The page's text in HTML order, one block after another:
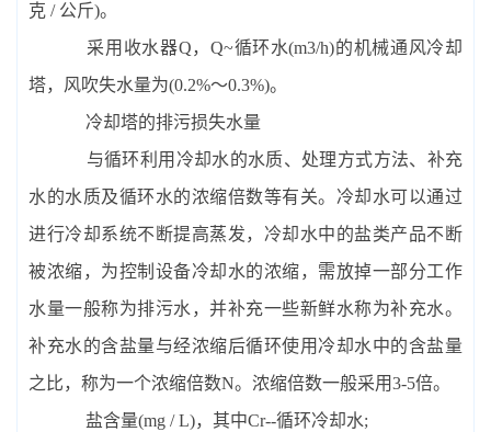
克 / 公斤)。
采用收水器Q，Q~循环水(m3/h)的机械通风冷却
塔，风吹失水量为(0.2%～0.3%)。
冷却塔的排污损失水量
与循环利用冷却水的水质、处理方式方法、补充
水的水质及循环水的浓缩倍数等有关。冷却水可以通过
进行冷却系统不断提高蒸发，冷却水中的盐类产品不断
被浓缩，为控制设备冷却水的浓缩，需放掉一部分工作
水量一般称为排污水，并补充一些新鲜水称为补充水。
补充水的含盐量与经浓缩后循环使用冷却水中的含盐量
之比，称为一个浓缩倍数N。浓缩倍数一般采用3-5倍。
盐含量(mg / L)，其中Cr--循环冷却水;